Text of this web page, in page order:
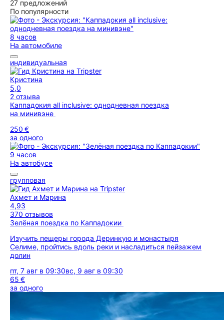
27 предложений
По популярности
8 часов
На автомобиле
индивидуальная
Кристина
5,0
2 отзыва
Каппадокия all inclusive: однодневная поездка
на минивэне
250 €
за одного
9 часов
На автобусе
групповая
Ахмет и Марина
4,93
370 отзывов
Зелёная поездка по Каппадокии
Изучить пещеры города Деринкую и монастыря
Селиме, пройтись вдоль реки и насладиться пейзажем
долин
пт, 7 авг в 09:30вс, 9 авг в 09:30
65 €
за одного